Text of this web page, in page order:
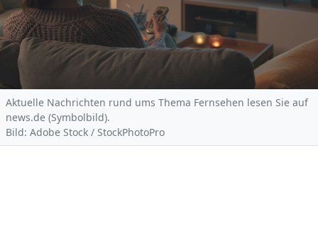
Aktuelle Nachrichten rund ums Thema Fernsehen lesen Sie auf
news.de (Symbolbild).
Bild: Adobe Stock / StockPhotoPro